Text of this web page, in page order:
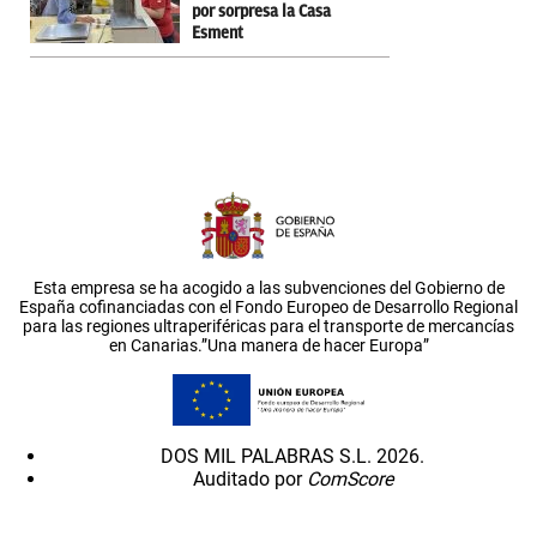
por sorpresa la Casa
Esment
Esta empresa se ha acogido a las subvenciones del Gobierno de
España cofinanciadas con el Fondo Europeo de Desarrollo Regional
para las regiones ultraperiféricas para el transporte de mercancías
en Canarias.”Una manera de hacer Europa”
DOS MIL PALABRAS S.L. 2026.
Auditado por ComScore